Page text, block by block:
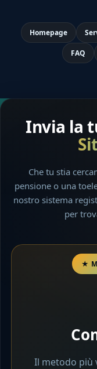
Homepage
FAQ
Invia la
Che tu stia
pensione o una
nostro sistema
per
Il metodo più